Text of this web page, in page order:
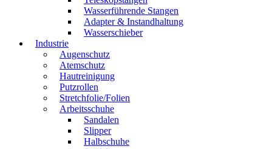
Wasserführende Stangen
Adapter & Instandhaltung
Wasserschieber
Industrie
Augenschutz
Atemschutz
Hautreinigung
Putzrollen
Stretchfolie/Folien
Arbeitsschuhe
Sandalen
Slipper
Halbschuhe